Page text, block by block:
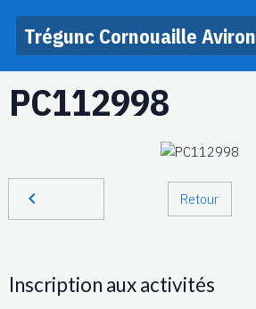
Trégunc Cornouaille Aviron
PC112998
Retour
Inscription aux activités